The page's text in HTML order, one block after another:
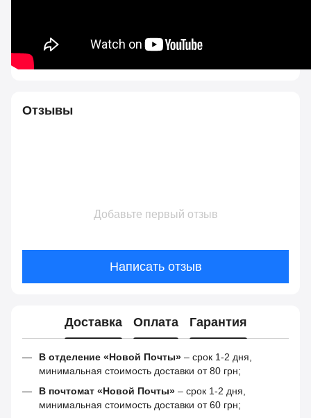
Отзывы
Добавьте первый отзыв
Написать отзыв
Доставка Оплата Гарантия
В отделение «Новой Почты» – срок 1-2 дня,
минимальная стоимость доставки от 80 грн;
В почтомат «Новой Почты» – срок 1-2 дня,
минимальная стоимость доставки от 60 грн;